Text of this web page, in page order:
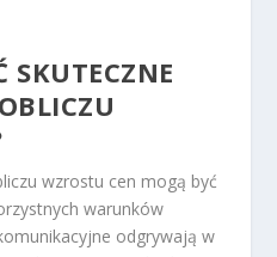
SKUTECZNE
wzrostu cen mogą być
warunków
odgrywają w